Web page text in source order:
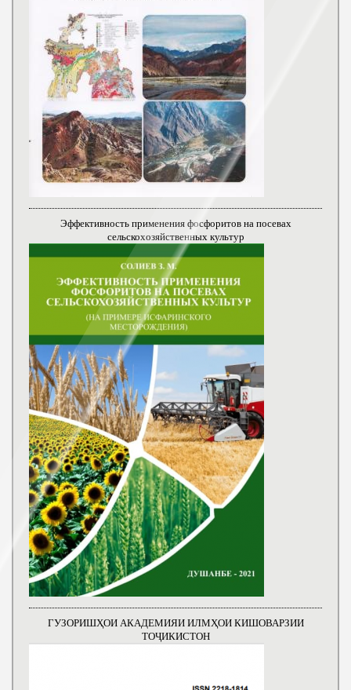
Эффективность применения фосфоритов на посевах
сельскохозяйственных культур
ГУЗОРИШҲОИ АКАДЕМИЯИ ИЛМҲОИ КИШОВАРЗИИ
ТОҶИКИСТОН